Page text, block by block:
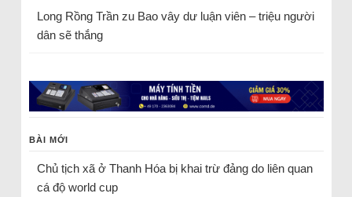
Long Rồng Trầnzu Bao vây dư luận viên – triệu người
dân sẽ thắng
BÀI MỚI
Chủ tịch xã ở Thanh Hóa bị khai trừ đảng do liên quan
cá độ world cup